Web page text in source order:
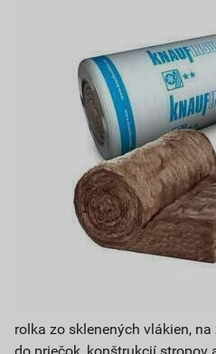
rolka zo sklenených vlákien,